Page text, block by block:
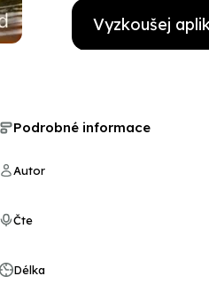
Vyzkoušej
Podrobné informace
Autor
Čte
Délka